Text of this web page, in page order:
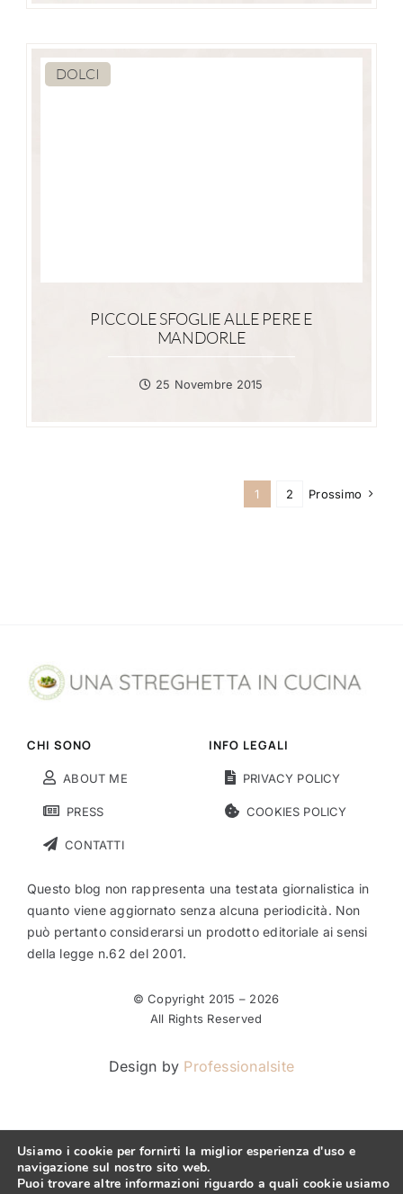
DOLCI
PICCOLE SFOGLIE ALLE PERE E
MANDORLE
25 Novembre 2015
1 2 Prossimo
CHI SONO
ABOUT ME
PRESS
CONTATTI
INFO LEGALI
PRIVACY POLICY
COOKIES POLICY
Questo blog non rappresenta una testata giornalistica in
quanto viene aggiornato senza alcuna periodicità. Non
può pertanto considerarsi un prodotto editoriale ai sensi
della legge n.62 del 2001.
© Copyright 2015 – 2026
All Rights Reserved
Design by Professionalsite
Usiamo i cookie per fornirti la miglior esperienza d'uso e
navigazione sul nostro sito web.
Puoi trovare altre informazioni riguardo a quali cookie usiamo